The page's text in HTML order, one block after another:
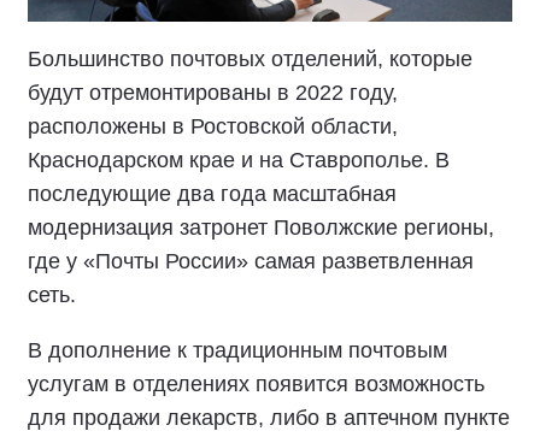
Большинство почтовых отделений, которые
будут отремонтированы в 2022 году,
расположены в Ростовской области,
Краснодарском крае и на Ставрополье. В
последующие два года масштабная
модернизация затронет Поволжские регионы,
где у «Почты России» самая разветвленная
сеть.
В дополнение к традиционным почтовым
услугам в отделениях появится возможность
для продажи лекарств, либо в аптечном пункте